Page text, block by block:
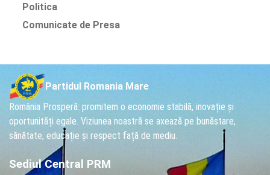
Politica
Comunicate de Presa
Partidul Romania Mare
România Prosperă: promitem o economie stabilă, inovație și
oportunități egale. Viziunea noastră se axează pe bunăstare,
sănătate, educație și respect față de mediu.
Sediul Central PRM